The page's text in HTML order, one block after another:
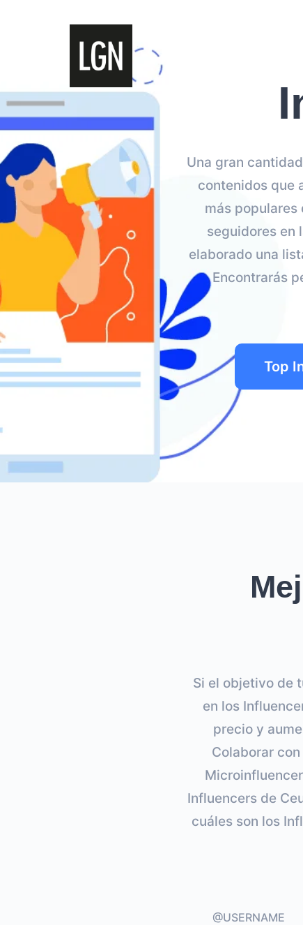
Una gran
contenidos que
más populares
seguidores en
elaborado una
Encontrarás
Top
Si el objetivo de
en los
precio y
Colaborar
Influencers de
cuáles son los
@USERNAME